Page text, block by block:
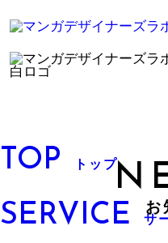
TOP トップ
SERVICE サ
お